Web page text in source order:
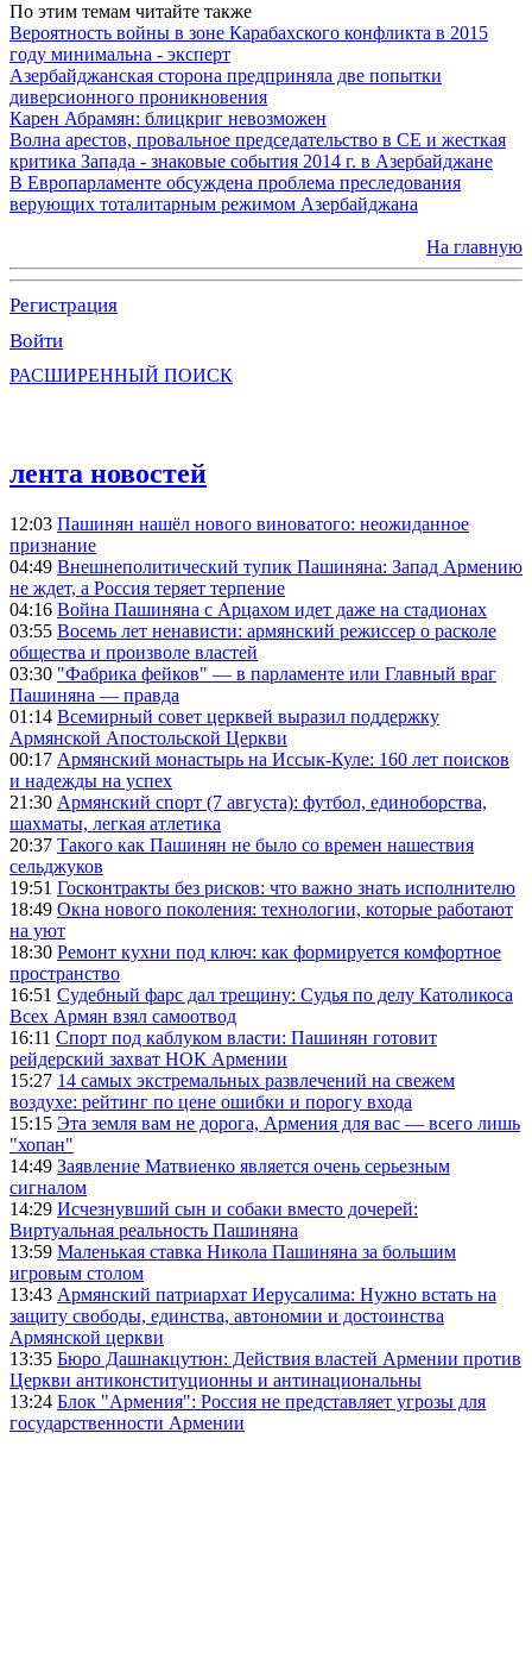
По этим темам читайте также
Вероятность войны в зоне Карабахского конфликта в 2015
году минимальна - эксперт
Азербайджанская сторона предприняла две попытки
диверсионного проникновения
Карен Абрамян: блицкриг невозможен
Волна арестов, провальное председательство в СЕ и жесткая
критика Запада - знаковые события 2014 г. в Азербайджане
В Европарламенте обсуждена проблема преследования
верующих тоталитарным режимом Азербайджана
На главную
Регистрация
Войти
РАСШИРЕННЫЙ ПОИСК
лента новостей
12:03 Пашинян нашёл нового виноватого: неожиданное
признание
04:49 Внешнеполитический тупик Пашиняна: Запад Армению
не ждет, а Россия теряет терпение
04:16 Война Пашиняна с Арцахом идет даже на стадионах
03:55 Восемь лет ненависти: армянский режиссер о расколе
общества и произволе властей
03:30 "Фабрика фейков" — в парламенте или Главный враг
Пашиняна — правда
01:14 Всемирный совет церквей выразил поддержку
Армянской Апостольской Церкви
00:17 Армянский монастырь на Иссык-Куле: 160 лет поисков
и надежды на успех
21:30 Армянский спорт (7 августа): футбол, единоборства,
шахматы, легкая атлетика
20:37 Такого как Пашинян не было со времен нашествия
сельджуков
19:51 Госконтракты без рисков: что важно знать исполнителю
18:49 Окна нового поколения: технологии, которые работают
на уют
18:30 Ремонт кухни под ключ: как формируется комфортное
пространство
16:51 Судебный фарс дал трещину: Судья по делу Католикоса
Всех Армян взял самоотвод
16:11 Спорт под каблуком власти: Пашинян готовит
рейдерский захват НОК Армении
15:27 14 самых экстремальных развлечений на свежем
воздухе: рейтинг по цене ошибки и порогу входа
15:15 Эта земля вам не дорога, Армения для вас — всего лишь
"хопан"
14:49 Заявление Матвиенко является очень серьезным
сигналом
14:29 Исчезнувший сын и собаки вместо дочерей:
Виртуальная реальность Пашиняна
13:59 Маленькая ставка Никола Пашиняна за большим
игровым столом
13:43 Армянский патриархат Иерусалима: Нужно встать на
защиту свободы, единства, автономии и достоинства
Армянской церкви
13:35 Бюро Дашнакцутюн: Действия властей Армении против
Церкви антиконституционны и антинациональны
13:24 Блок "Армения": Россия не представляет угрозы для
государственности Армении